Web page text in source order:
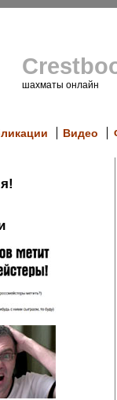
шахматы онлайн
Видео